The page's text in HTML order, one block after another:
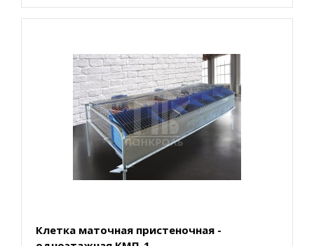
Клетка маточная пристеночная -